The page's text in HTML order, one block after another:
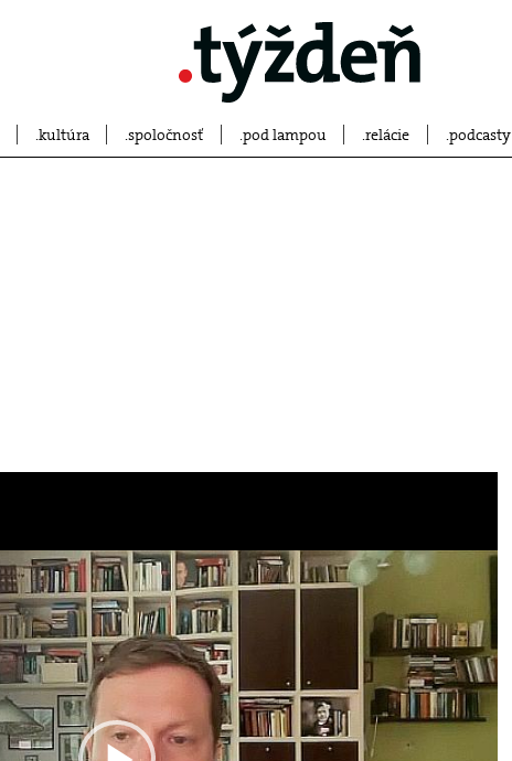
kultúra spoločnosť pod lampou relácie podcasty